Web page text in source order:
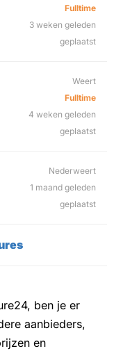
Fulltime
3 weken geleden
geplaatst
Weert
Fulltime
4 weken geleden
geplaatst
Nederweert
1 maand geleden
geplaatst
ben je er
aanbieders,
en